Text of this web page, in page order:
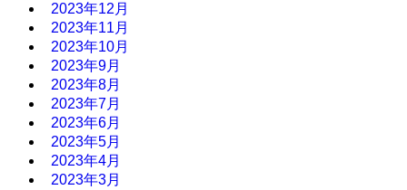
2023年12月
2023年11月
2023年10月
2023年9月
2023年8月
2023年7月
2023年6月
2023年5月
2023年4月
2023年3月